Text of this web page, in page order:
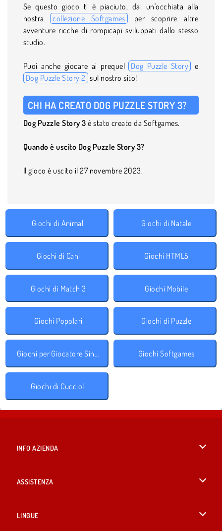
Se questo gioco ti è piaciuto, dai un'occhiata alla
nostra collezione Softgames per scoprire altre
avventure ricche di rompicapi sviluppati dallo stesso
studio.
Puoi anche giocare ai prequel Dog Puzzle Story
e
Dog Puzzle Story 2 sul nostro sito!
CHI HA CREATO DOG PUZZLE STORY 3?
Dog Puzzle Story 3 è stato creato da Softgames.
Quando è uscito Dog Puzzle Story 3?
Il gioco è uscito il 27 novembre 2023.
Giochi di Animali Giochi di Natale
Giochi di Cani Giochi HTML5
Giochi di Match 3 Giochi Mobile
Giochi Popolari Giochi di Puzzle
Giochi per Giocatore Singolo Giochi Softgames
Giochi di Cuccioli
INFO AZIENDA
ASSISTENZA
LINGUE